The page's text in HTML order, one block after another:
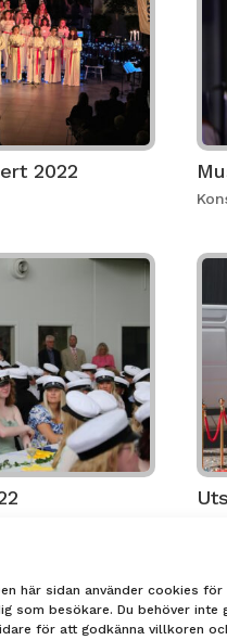
här sidan använder cookies
som besökare. Du behöver
för att godkänna villkoren
2022